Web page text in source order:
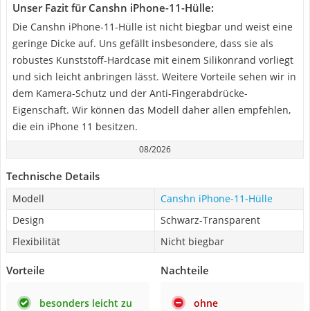
Unser Fazit für Canshn iPhone-11-Hülle:
Die Canshn iPhone-11-Hülle ist nicht biegbar und weist eine
geringe Dicke auf. Uns gefällt insbesondere, dass sie als
robustes Kunststoff-Hardcase mit einem Silikonrand vorliegt
und sich leicht anbringen lässt. Weitere Vorteile sehen wir in
dem Kamera-Schutz und der Anti-Fingerabdrücke-
Eigenschaft. Wir können das Modell daher allen empfehlen,
die ein iPhone 11 besitzen.
08/2026
Technische Details
Modell
Canshn iPhone-11-Hülle
Design
Schwarz-Transparent
Flexibilität
Nicht biegbar
Vorteile
besonders leicht zu
Nachteile
ohne